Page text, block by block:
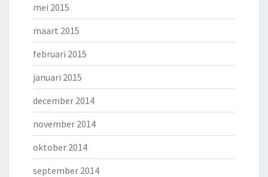
mei 2015
maart 2015
februari 2015
januari 2015
december 2014
november 2014
oktober 2014
september 2014